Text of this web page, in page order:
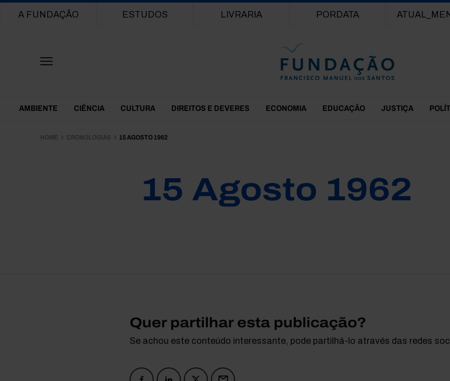
Main navigation
A FUNDAÇÃO ESTUDOS LIVRARIA PORDATA
Themes Menu
AMBIENTE CIÊNCIA CULTURA DIREITOS E DEVERES ECONOMIA EDUCAÇÃO JUSTIÇA
HOME CRONOLOGIAS 15 AGOSTO 1962
15 Agosto 1962
Quer partilhar esta publicação?
Se achou este conteúdo interessante, pode partilhá-lo através das redes